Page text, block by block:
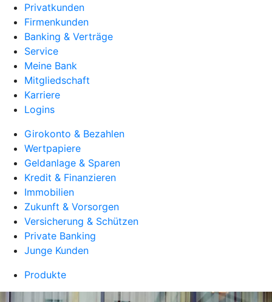
Privatkunden
Firmenkunden
Banking & Verträge
Service
Meine Bank
Mitgliedschaft
Karriere
Logins
Girokonto & Bezahlen
Wertpapiere
Geldanlage & Sparen
Kredit & Finanzieren
Immobilien
Zukunft & Vorsorgen
Versicherung & Schützen
Private Banking
Junge Kunden
Produkte